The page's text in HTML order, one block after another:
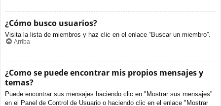
¿Cómo busco usuarios?
Visita la lista de miembros y haz clic en el enlace “Buscar un miembro”.
Arriba
¿Como se puede encontrar mis propios mensajes y
temas?
Puede encontrar sus mensajes haciendo clic en "Mostrar sus mensajes"
en el Panel de Control de Usuario o haciendo clic en el enlace "Mostrar